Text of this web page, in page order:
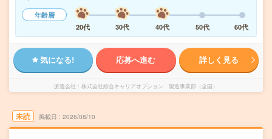
年齢層
20代
30代 40代 50代 60代
気になる! 応募へ進む 詳しく見る
派遣会社 株式会社綜合キャリアオプション 製造事業部（全国）
未読 掲載日 2026/08/10